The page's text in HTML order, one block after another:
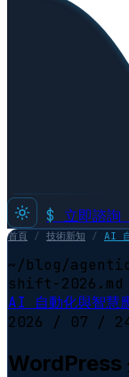
$ 立即諮詢
首頁 / 技術新知 / AI
~/blog/
shift-2026.md
AI 自動化與智慧
2026 / 07 /
WordPress